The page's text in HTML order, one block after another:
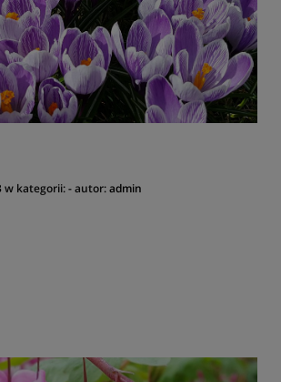
w kategorii:-autor:admin